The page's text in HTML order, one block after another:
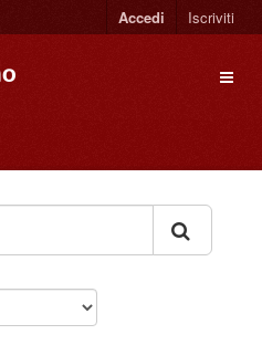
Accedi Iscriviti